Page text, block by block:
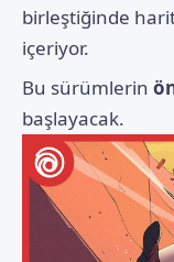
birleştiğinde
içeriyor.
Bu sürümlerin
başlayacak.